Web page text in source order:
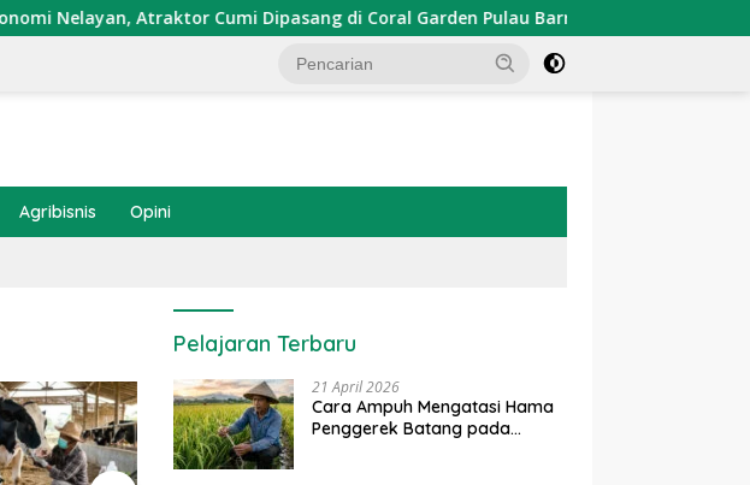
Atraktor Cumi Dipasang di Coral Garden Pulau Barrang Caddi
Agribisnis Opini
Pelajaran Terbaru
21 April 2026
Cara Ampuh Mengatasi Hama
Penggerek Batang pada